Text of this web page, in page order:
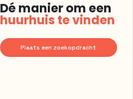
Dé manier om een
huurhuis te vinden
Plaats een zoekopdracht